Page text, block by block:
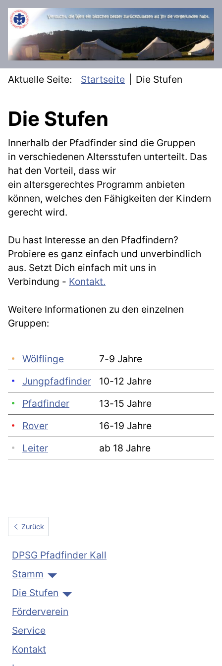
SKIP TO MAIN CONTENT
Aktuelle Seite: Startseite Die Stufen
Die Stufen
Innerhalb der Pfadfinder sind die Gruppen
in verschiedenen Altersstufen unterteilt. Das
hat den Vorteil, dass wir
ein altersgerechtes Programm anbieten
können, welches den Fähigkeiten der Kindern
gerecht wird.
Du hast Interesse an den Pfadfindern?
Probiere es ganz einfach und unverbindlich
aus. Setzt Dich einfach mit uns in
Verbindung - Kontakt.
Weitere Informationen zu den einzelnen
Gruppen:
Wölflinge
7-9 Jahre
Jungpfadfinder
10-12 Jahre
Pfadfinder
13-15 Jahre
Rover
16-19 Jahre
Leiter
ab 18 Jahre
Vorheriger Beitrag: Wölflinge
Zurück
DPSG Pfadfinder Kall
Stamm
Die Stufen
Förderverein
Service
Kontakt